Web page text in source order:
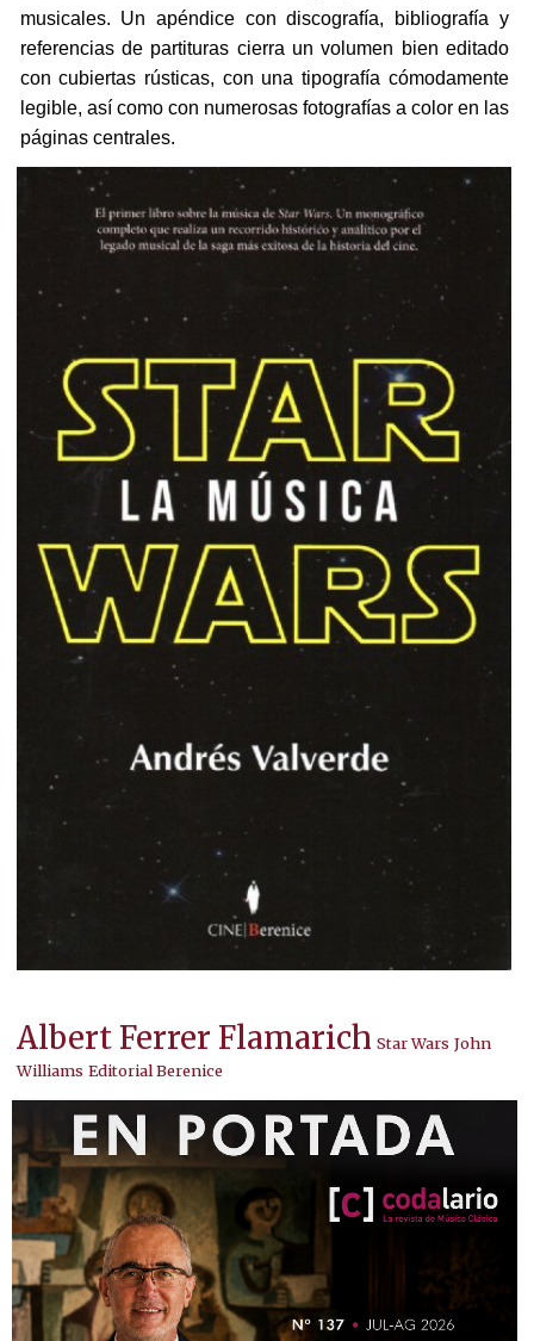
musicales. Un apéndice con discografía, bibliografía y
referencias de partituras cierra un volumen bien editado
con cubiertas rústicas, con una tipografía cómodamente
legible, así como con numerosas fotografías a color en las
páginas centrales.
Albert Ferrer Flamarich Star Wars John
Williams Editorial Berenice